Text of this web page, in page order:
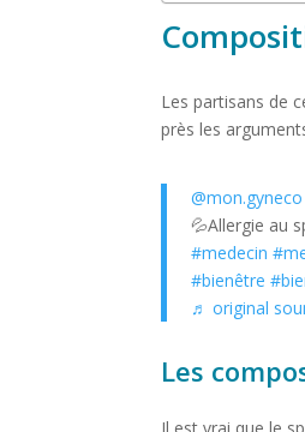
Les partisans de
près les
@mon.gyneco
💦Allergie au
#medecin
#bienêtre
♬ original
Les